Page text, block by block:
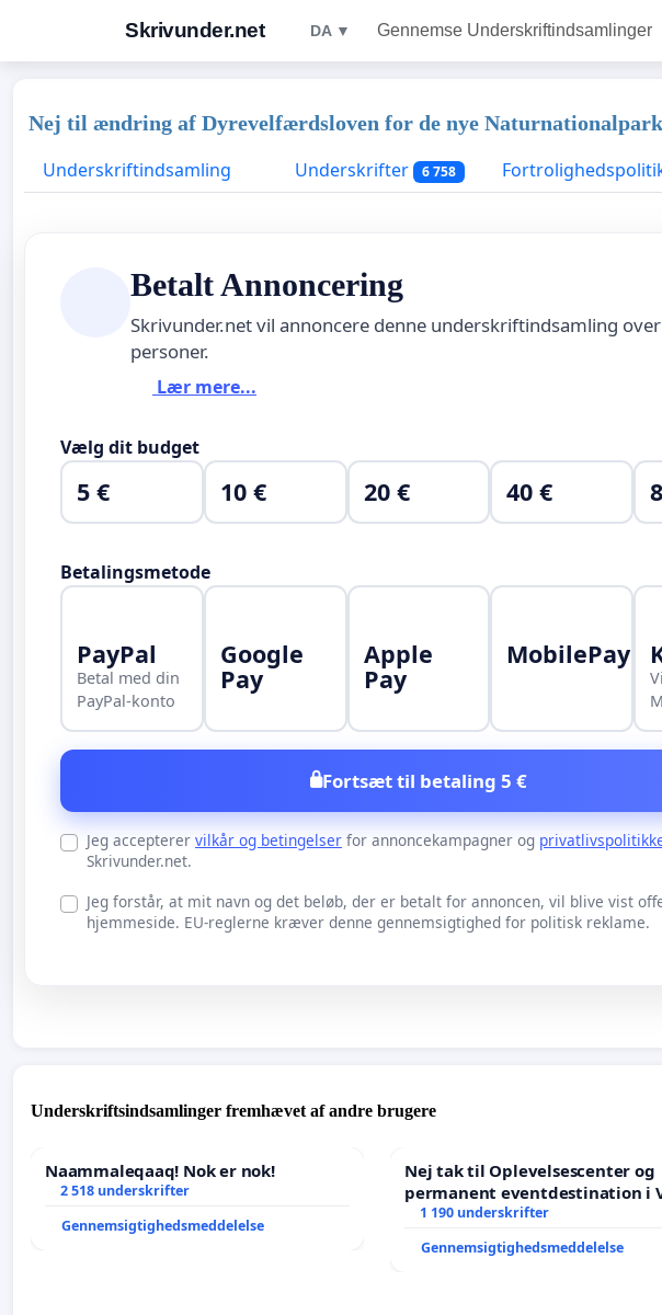
Skrivunder.net DA ▼ Gennemse Underskriftindsamlinger
Nej til ændring af Dyrevelfærdsloven for de nye
Underskriftindsamling
Underskrifter 6 758
Betalt Annoncering
Skrivunder.net vil annoncere denne underskriftindsamling
personer.
Lær mere...
Vælg dit budget
5 € 10 € 20 € 40 €
Betalingsmetode
PayPal
Betal med din
PayPal-konto
Google
Pay
Apple
Pay
MobilePay
Fortsæt til betaling 5 €
Jeg accepterer vilkår og betingelser for annoncekampagner og
Skrivunder.net.
Jeg forstår, at mit navn og det beløb, der er betalt for annoncen, vil blive vist
hjemmeside. EU-reglerne kræver denne gennemsigtighed for politisk reklame.
Underskriftsindsamlinger fremhævet af andre brugere
Naammaleqaaq! Nok er nok!
2 518 underskrifter
Gennemsigtighedsmeddelelse
Nej tak til Oplevelsescenter og
permanent eventdestination i
- Ja tak til et levende
1 190 underskrifter
Gennemsigtighedsmeddelelse